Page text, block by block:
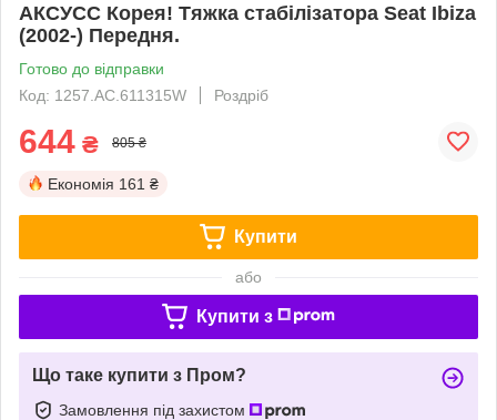
АКСУСС Корея! Тяжка стабілізатора Seat Ibiza
(2002-) Передня.
Готово до відправки
Код: 1257.AC.611315W
Роздріб
644 ₴ 805 ₴
Економія 161 ₴
Купити
або
Купити з
Що таке купити з Пром?
Замовлення під захистом